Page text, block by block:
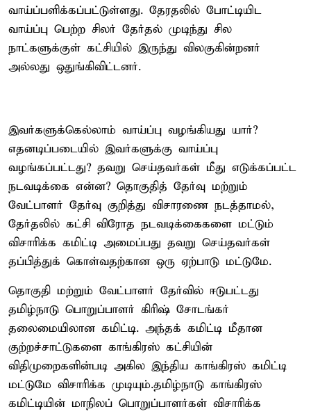
வாய்ப்பளிக்கப்பட்டுள்ளது. தேரதலில் போட்டியிட
வாய்ப்பு பெற்ற சிலர் தேர்தல் முடிந்து சில
நாட்களுக்குள் கட்சியில் இருந்து விலகுகின்றனர்
அல்லது ஒதுங்கிவிட்டனர்.
இவர்களுக்கெல்லாம் வாய்ப்பு வழங்கியது யார்?
எதனடிப்படையில் இவர்களுக்கு வாய்ப்பு
வழங்கப்பட்டது? தவறு செய்தவர்கள் மீது எடுக்கப்பட்ட
நடவடிக்கை என்ன? தொகுதித் தேர்வு மற்றும்
வேட்பாளர் தேர்வு குறித்து விசாரணை நடத்தாமல்,
தேர்தலில் கட்சி விரோத நடவடிக்கைகளை மட்டும்
விசாரிக்க கமிட்டி அமைப்பது தவறு செய்தவர்கள்
தப்பித்துக் கொள்வதற்கான ஒரு ஏற்பாடு மட்டுமே.
தொகுதி மற்றும் வேட்பாளர் தேர்வில் ஈடுபட்டது
தமிழ்நாடு பொறுப்பாளர் கிரிஷ் சோடங்கர்
தலைமையிலான கமிட்டி. அந்தக் கமிட்டி மீதான
குற்றச்சாட்டுகளை காங்கிரஸ் கட்சியின்
விதிமுறைகளின்படி அகில இந்திய காங்கிரஸ் கமிட்டி
மட்டுமே விசாரிக்க முடியும்.தமிழ்நாடு காங்கிரஸ்
கமிட்டியின் மாநிலப் பொறுப்பாளர்கள் விசாரிக்க